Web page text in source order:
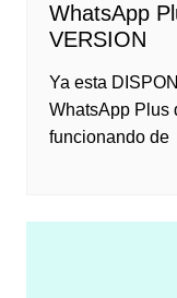
WhatsApp
VERSION
Ya esta
WhatsApp Plus
funcionando de